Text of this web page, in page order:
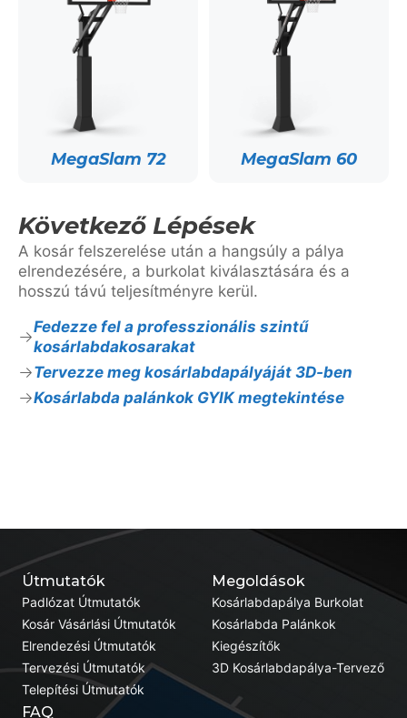
MegaSlam 72 MegaSlam 60
Következő Lépések
A kosár felszerelése után a hangsúly a pálya
elrendezésére, a burkolat kiválasztására és a
hosszú távú teljesítményre kerül.
Fedezze fel a professzionális szintű
kosárlabdakosarakat
Tervezze meg kosárlabdapályáját 3D-ben
Kosárlabda palánkok GYIK megtekintése
Megoldások
Kosárlabdapálya Burkolat
Kosárlabda Palánkok
Kiegészítők
3D Kosárlabdapálya-Tervező
Útmutatók
Padlózat Útmutatók
Kosár Vásárlási Útmutatók
Elrendezési Útmutatók
Tervezési Útmutatók
Telepítési Útmutatók
FAQ